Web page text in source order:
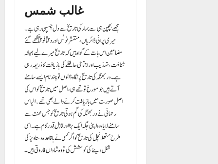
غالب شمس
مجھے بچپن ہی سے بہار کی تاریخ سے دل چسپی رہی ہے۔
میری پرانی ڈائریاں، منتشر نوٹس اور وقتاً فوقتاً لکھے گئے
مضامین اس بات کے گواہ ہیں کہ تاریخ میرے لیے ہمیشہ
شناخت، تہذیب اور اجتماعی حافظے کی بازیافت کا ذریعہ رہی
ہے۔ دربھنگہ کی تاریخ پر نگاہ ڈالوں تو چند نام ایسے سامنے
آتے ہیں جو مورخ تو تھے ہی، اصل میں تاریخ کو اس کی
اصل صورت میں بازیافت کرنے والے بھی تھے۔ الیاس
رحمانی نے دربھنگہ کی گم ہوتی تاریخ کو جس محنت سے
سامنے لایا، وہ اپنی جگہ ایک بڑا اور قابلِ قدر کام ہے۔ اسی
طرح متھلانچل کی تاریخ کو اگر کسی نے باقاعدہ دستاویز کی
شکل دینے کی کوشش کی تو وہ شاداں فاروقی ہیں۔